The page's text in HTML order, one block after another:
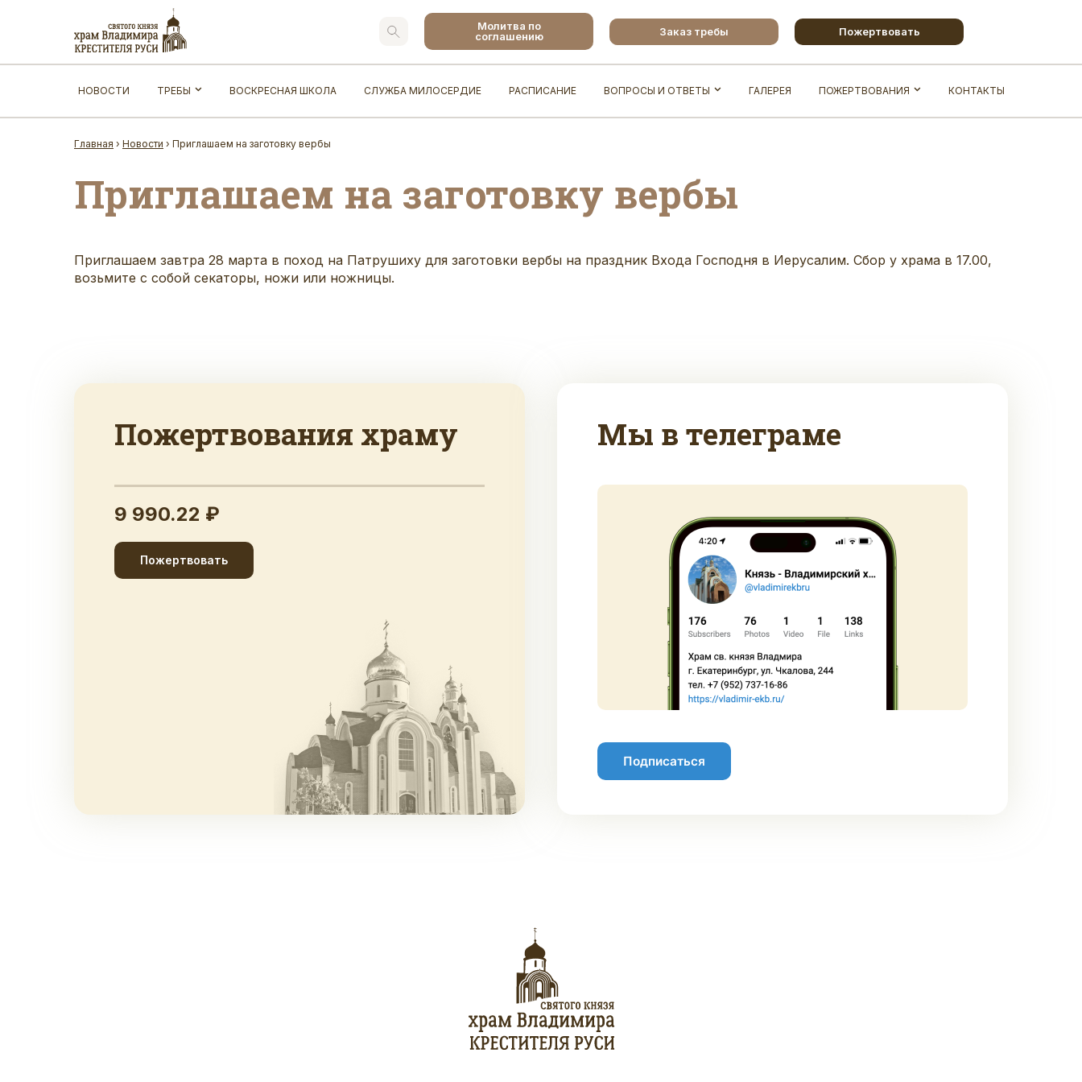
Молитва по
соглашению
Заказ требы Пожертвовать
НОВОСТИ ТРЕБЫ ВОСКРЕСНАЯ ШКОЛА СЛУЖБА МИЛОСЕРДИЕ РАСПИСАНИЕ ВОПРОСЫ И ОТВЕТЫ ГАЛЕРЕЯ ПОЖЕРТВОВАНИЯ КОНТАКТЫ
Главная › Новости › Приглашаем на заготовку вербы
Приглашаем на заготовку вербы
Приглашаем завтра 28 марта в поход на Патрушиху для заготовки вербы на праздник Входа Господня в Иерусалим. Сбор у храма в 17.00,
возьмите с собой секаторы, ножи или ножницы.
Пожертвования храму
9 990.22 ₽
Пожертвовать
Мы в телеграме
Подписаться